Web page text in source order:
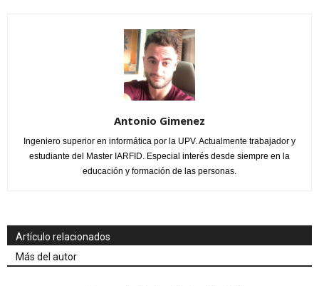
Antonio Gimenez
Ingeniero superior en informática por la UPV. Actualmente trabajador y
estudiante del Master IARFID. Especial interés desde siempre en la
educación y formación de las personas.
Artículo relacionados
Más del autor